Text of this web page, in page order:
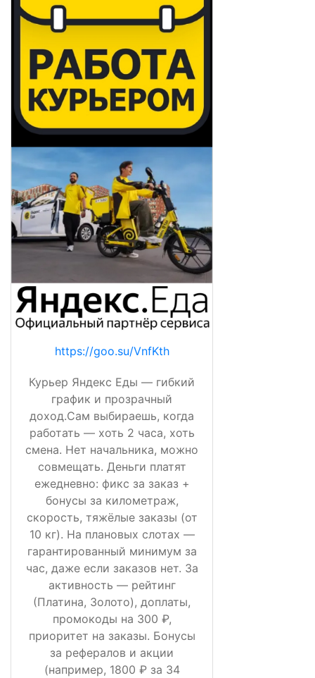
https://goo.su/VnfKth
Курьер Яндекс Еды — гибкий
график и прозрачный
доход.Сам выбираешь, когда
работать — хоть 2 часа, хоть
смена. Нет начальника, можно
совмещать. Деньги платят
ежедневно: фикс за заказ +
бонусы за километраж,
скорость, тяжёлые заказы (от
10 кг). На плановых слотах —
гарантированный минимум за
час, даже если заказов нет. За
активность — рейтинг
(Платина, Золото), доплаты,
промокоды на 300 ₽,
приоритет на заказы. Бонусы
за рефералов и акции
(например, 1800 ₽ за 34